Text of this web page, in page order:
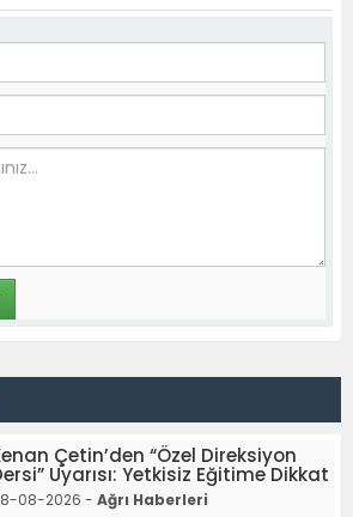
Çetin’den “Özel Direksiyon
Uyarısı: Yetkisiz Eğitime Dikkat
08-2026 - Ağrı Haberleri